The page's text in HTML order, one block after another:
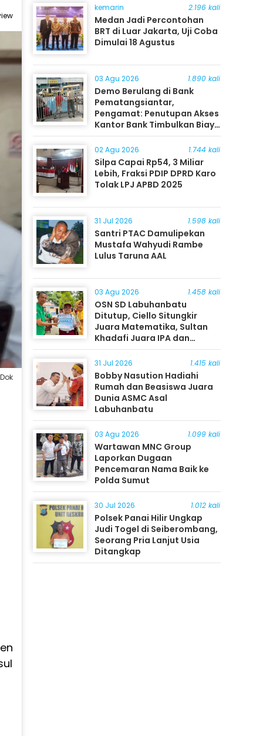
kemarin 2.196 kali
Medan Jadi Percontohan
BRT di Luar Jakarta, Uji Coba
Dimulai 18 Agustus
03 Agu 2026 1.890 kali
Demo Berulang di Bank
Pematangsiantar,
Pengamat: Penutupan Akses
Kantor Bank Timbulkan Biaya
Ekonomi bagi Masyarakat
02 Agu 2026 1.744 kali
Silpa Capai Rp54, 3 Miliar
Lebih, Fraksi PDIP DPRD Karo
Tolak LPJ APBD 2025
31 Jul 2026 1.598 kali
Santri PTAC Damulipekan
Mustafa Wahyudi Rambe
Lulus Taruna AAL
03 Agu 2026 1.458 kali
OSN SD Labuhanbatu
Ditutup, Ciello Situngkir
Juara Matematika, Sultan
Khadafi Juara IPA dan
Timothy Rangkuti Juara IPS
31 Jul 2026 1.415 kali
Bobby Nasution Hadiahi
Rumah dan Beasiswa Juara
Dunia ASMC Asal
Labuhanbatu
03 Agu 2026 1.099 kali
Wartawan MNC Group
Laporkan Dugaan
Pencemaran Nama Baik ke
Polda Sumut
30 Jul 2026 1.012 kali
Polsek Panai Hilir Ungkap
Judi Togel di Seiberombang,
Seorang Pria Lanjut Usia
Ditangkap